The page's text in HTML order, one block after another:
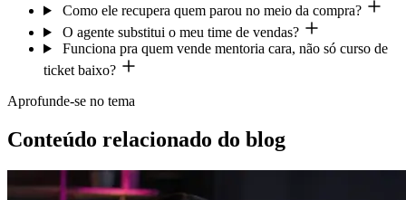
Como ele recupera quem parou no meio da compra?
O agente substitui o meu time de vendas?
Funciona pra quem vende mentoria cara, não só curso de
ticket baixo?
Aprofunde-se no tema
Conteúdo relacionado do blog